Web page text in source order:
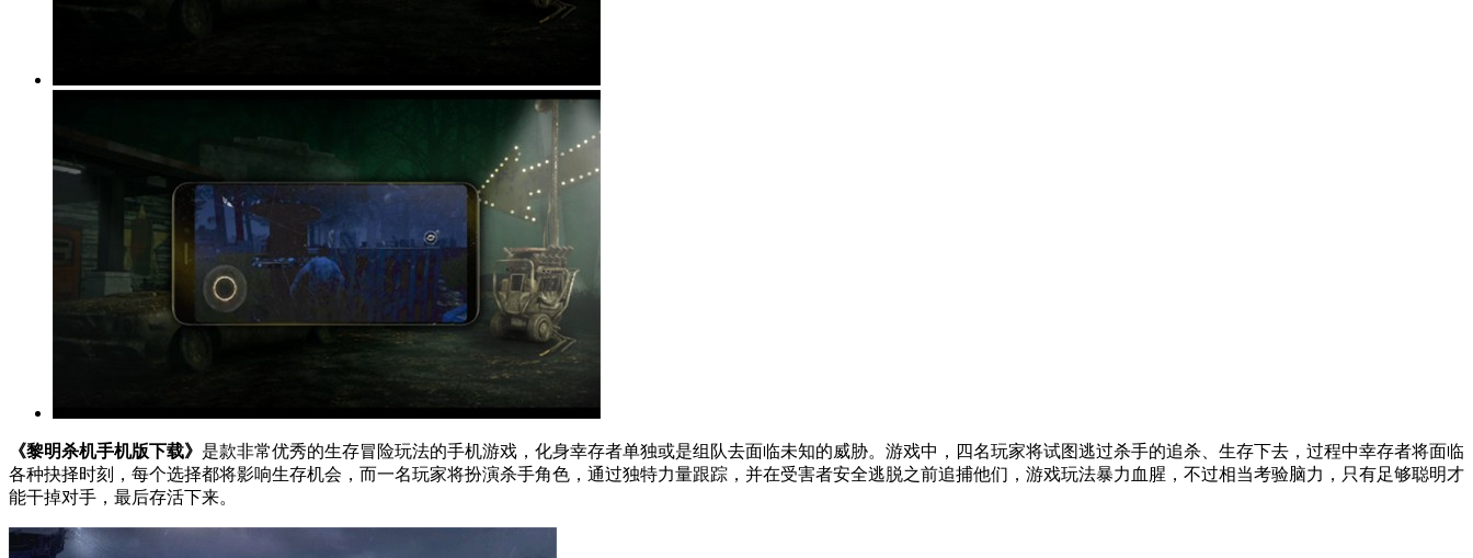
《黎明杀机手机版下载》 是款非常优秀的生存冒险玩法的手机游戏，化身幸存者单独或是组队去面临未知的威胁。游戏中，四名玩家将试图逃过杀手的追杀、生存下去，过程中幸存者将面临
各种抉择时刻，每个选择都将影响生存机会，而一名玩家将扮演杀手角色，通过独特力量跟踪，并在受害者安全逃脱之前追捕他们，游戏玩法暴力血腥，不过相当考验脑力，只有足够聪明才
能干掉对手，最后存活下来。